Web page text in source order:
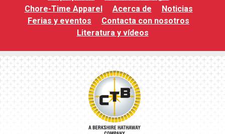
Chore-Time Apparel
Acerca de
Noticias
Ferias y eventos
Contacta con nosotros
Literatura y vídeos